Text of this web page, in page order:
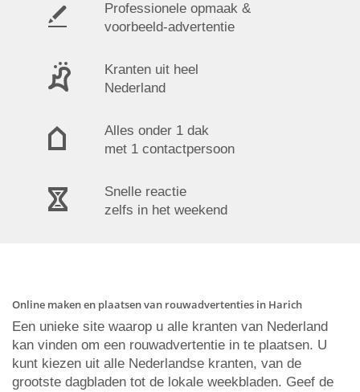
Professionele opmaak &
voorbeeld-advertentie
Kranten uit heel
Nederland
Alles onder 1 dak
met 1 contactpersoon
Snelle reactie
zelfs in het weekend
Online maken en plaatsen van rouwadvertenties in Harich
Een unieke site waarop u alle kranten van Nederland
kan vinden om een rouwadvertentie in te plaatsen. U
kunt kiezen uit alle Nederlandse kranten, van de
grootste dagbladen tot de lokale weekbladen. Geef de